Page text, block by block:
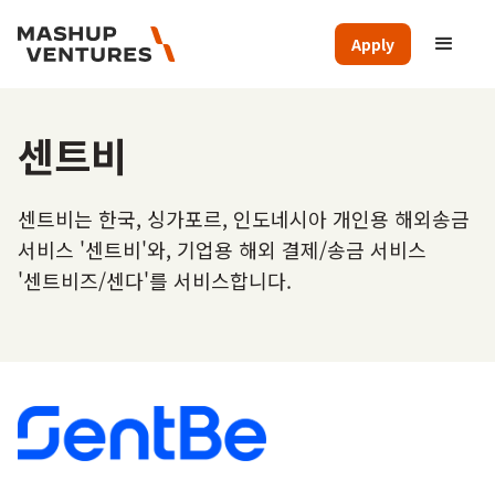
Apply
센트비
센트비는 한국, 싱가포르, 인도네시아 개인용 해외송금
서비스 '센트비'와, 기업용 해외 결제/송금 서비스
'센트비즈/센다'를 서비스합니다.